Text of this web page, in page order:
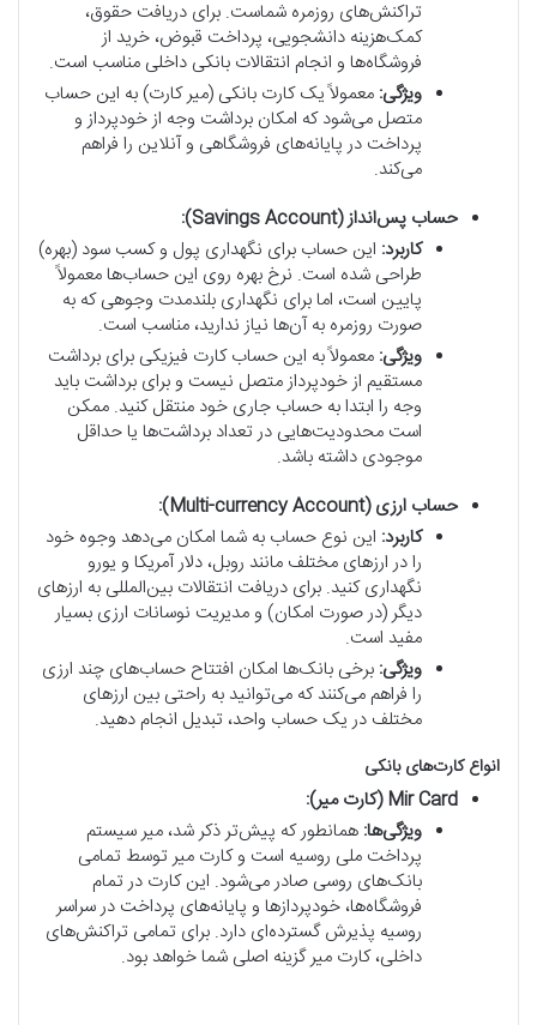
تراکنش‌های روزمره شماست. برای دریافت حقوق،
کمک‌هزینه دانشجویی، پرداخت قبوض، خرید از
فروشگاه‌ها و انجام انتقالات بانکی داخلی مناسب است.
ویژگی: معمولاً یک کارت بانکی (میر کارت) به این حساب
متصل می‌شود که امکان برداشت وجه از خودپرداز و
پرداخت در پایانه‌های فروشگاهی و آنلاین را فراهم
می‌کند.
حساب پس‌انداز (Savings Account):
کاربرد: این حساب برای نگهداری پول و کسب سود (بهره)
طراحی شده است. نرخ بهره روی این حساب‌ها معمولاً
پایین است، اما برای نگهداری بلندمدت وجوهی که به
صورت روزمره به آن‌ها نیاز ندارید، مناسب است.
ویژگی: معمولاً به این حساب کارت فیزیکی برای برداشت
مستقیم از خودپرداز متصل نیست و برای برداشت باید
وجه را ابتدا به حساب جاری خود منتقل کنید. ممکن
است محدودیت‌هایی در تعداد برداشت‌ها یا حداقل
موجودی داشته باشد.
حساب ارزی (Multi-currency Account):
کاربرد: این نوع حساب به شما امکان می‌دهد وجوه خود
را در ارزهای مختلف مانند روبل، دلار آمریکا و یورو
نگهداری کنید. برای دریافت انتقالات بین‌المللی به ارزهای
دیگر (در صورت امکان) و مدیریت نوسانات ارزی بسیار
مفید است.
ویژگی: برخی بانک‌ها امکان افتتاح حساب‌های چند ارزی
را فراهم می‌کنند که می‌توانید به راحتی بین ارزهای
مختلف در یک حساب واحد، تبدیل انجام دهید.
انواع کارت‌های بانکی
Mir Card (کارت میر):
ویژگی‌ها: همانطور که پیش‌تر ذکر شد، میر سیستم
پرداخت ملی روسیه است و کارت میر توسط تمامی
بانک‌های روسی صادر می‌شود. این کارت در تمام
فروشگاه‌ها، خودپردازها و پایانه‌های پرداخت در سراسر
روسیه پذیرش گسترده‌ای دارد. برای تمامی تراکنش‌های
داخلی، کارت میر گزینه اصلی شما خواهد بود.